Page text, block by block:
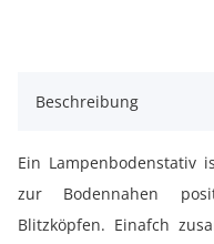
Beschreibung
Ein Lampenbodenstativ
zur Bodennahen
Blitzköpfen. Einafch